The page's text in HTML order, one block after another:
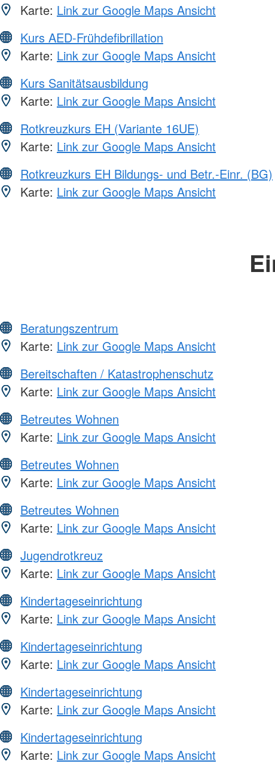
Karte: Link zur Google Maps Ansicht
Kurs AED-Frühdefibrillation
Karte: Link zur Google Maps Ansicht
Kurs Sanitätsausbildung
Karte: Link zur Google Maps Ansicht
Rotkreuzkurs EH (Variante 16UE)
Karte: Link zur Google Maps Ansicht
Rotkreuzkurs EH Bildungs- und Betr.-Einr. (BG)
Karte: Link zur Google Maps Ansicht
Beratungszentrum
Karte: Link zur Google Maps Ansicht
Bereitschaften / Katastrophenschutz
Karte: Link zur Google Maps Ansicht
Betreutes Wohnen
Karte: Link zur Google Maps Ansicht
Betreutes Wohnen
Karte: Link zur Google Maps Ansicht
Betreutes Wohnen
Karte: Link zur Google Maps Ansicht
Jugendrotkreuz
Karte: Link zur Google Maps Ansicht
Kindertageseinrichtung
Karte: Link zur Google Maps Ansicht
Kindertageseinrichtung
Karte: Link zur Google Maps Ansicht
Kindertageseinrichtung
Karte: Link zur Google Maps Ansicht
Kindertageseinrichtung
Karte: Link zur Google Maps Ansicht